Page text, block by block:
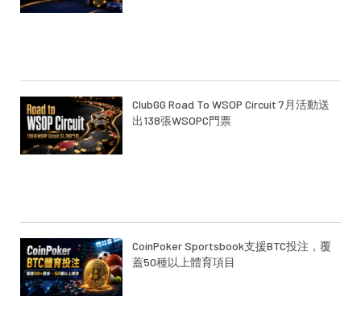
ClubGG Road To WSOP Circuit 7月活動送
出138張WSOPC門票
CoinPoker Sportsbook支援BTC投注，覆
蓋50種以上體育項目